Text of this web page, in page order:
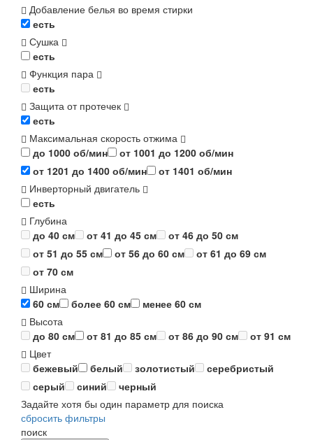
Добавление белья во время стирки
есть
Сушка
есть
Функция пара
есть
Защита от протечек
есть
Максимальная скорость отжима
до 1000 об/мин
от 1001 до 1200 об/мин
от 1201 до 1400 об/мин
от 1401 об/мин
Инверторный двигатель
есть
Глубина
до 40 см
от 41 до 45 см
от 46 до 50 см
от 51 до 55 см
от 56 до 60 см
от 61 до 69 см
от 70 см
Ширина
60 см
более 60 см
менее 60 см
Высота
до 80 см
от 81 до 85 см от 86 до 90 см
от 91 см
Цвет
бежевый
белый золотистый
серебристый
серый
синий
черный
Задайте хотя бы один параметр для поиска
сбросить фильтры
поиск